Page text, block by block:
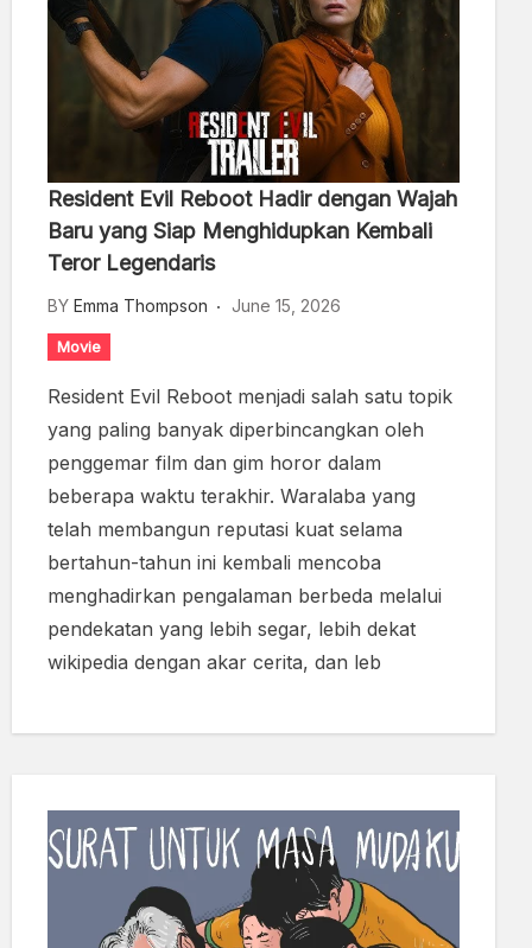
Resident Evil Reboot Hadir dengan Wajah
Baru yang Siap Menghidupkan Kembali
Teror Legendaris
BY Emma Thompson June 15, 2026
Movie
Resident Evil Reboot menjadi salah satu topik
yang paling banyak diperbincangkan oleh
penggemar film dan gim horor dalam
beberapa waktu terakhir. Waralaba yang
telah membangun reputasi kuat selama
bertahun-tahun ini kembali mencoba
menghadirkan pengalaman berbeda melalui
pendekatan yang lebih segar, lebih dekat
wikipedia dengan akar cerita, dan leb